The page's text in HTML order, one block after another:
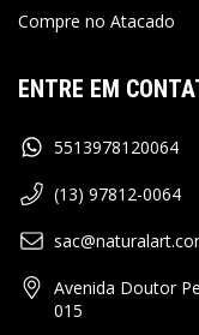
Compre no Atacado
ENTRE EM
5513978120064
(13) 97812-0064
Avenida Doutor
015